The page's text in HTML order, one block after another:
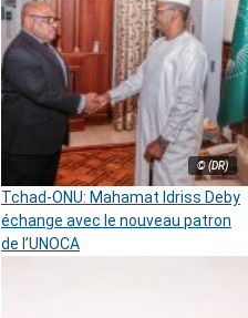
© (DR)
Tchad-ONU: Mahamat Idriss Deby
échange avec le nouveau patron
de l’UNOCA